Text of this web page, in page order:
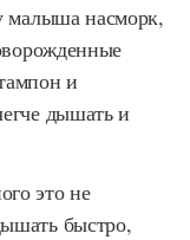
малыша насморк,
и
дышать и
это не
быстро,